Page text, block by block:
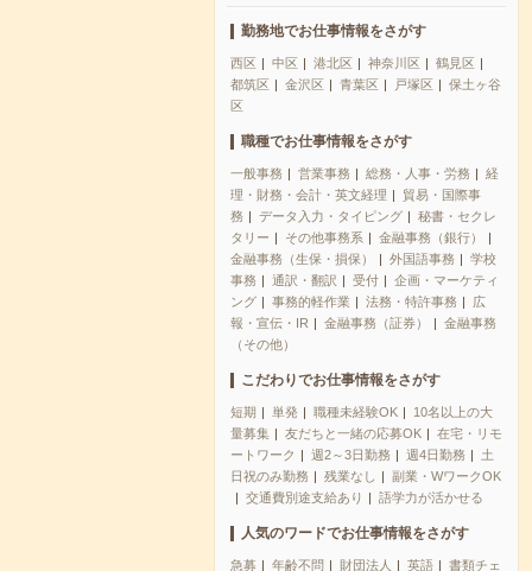
勤務地でお仕事情報をさがす
西区 中区 港北区 神奈川区
鶴見区
都筑区
金沢区 青葉区 戸塚区
保土ヶ谷
区
職種でお仕事情報をさがす
一般事務 営業事務 総務・人事・労務
経
理・財務・会計・英文経理
貿易・国際事
務
データ入力・タイピング
秘書・セクレ
タリー
その他事務系
金融事務（銀行）
金融事務（生保・損保）
外国語事務
学校
事務
通訳・翻訳 受付
企画・マーケティ
ング
事務的軽作業 法務・特許事務
広
報・宣伝・IR
金融事務（証券）
金融事務
（その他）
こだわりでお仕事情報をさがす
短期 単発 職種未経験OK
10名以上の大
量募集
友だちと一緒の応募OK
在宅・リモ
ートワーク
週2～3日勤務 週4日勤務
土
日祝のみ勤務
残業なし
副業・WワークOK
交通費別途支給あり
語学力が活かせる
人気のワードでお仕事情報をさがす
急募 年齢不問 財団法人 英語
書類チェ